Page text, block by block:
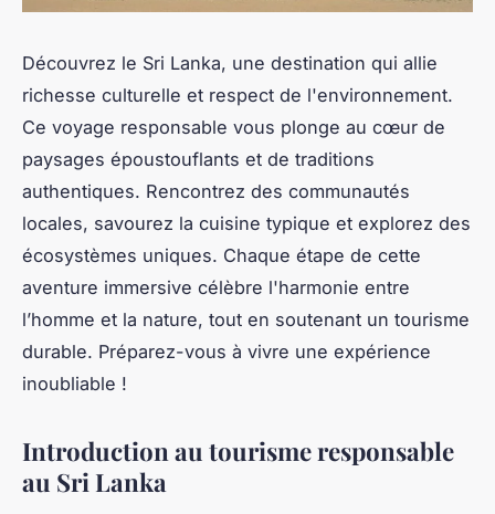
Découvrez le Sri Lanka, une destination qui allie
richesse culturelle et respect de l'environnement.
Ce voyage responsable vous plonge au cœur de
paysages époustouflants et de traditions
authentiques. Rencontrez des communautés
locales, savourez la cuisine typique et explorez des
écosystèmes uniques. Chaque étape de cette
aventure immersive célèbre l'harmonie entre
l’homme et la nature, tout en soutenant un tourisme
durable. Préparez-vous à vivre une expérience
inoubliable !
Introduction au tourisme responsable
au Sri Lanka